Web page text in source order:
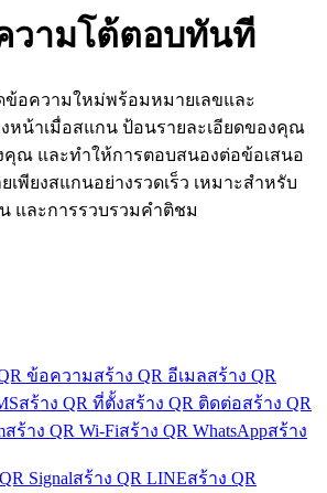
วามโต้ตอบทันที
ข้อความใหม่พร้อมหมายเลขและ
หน้าเมื่อสแกน ป้อนรายละเอียดของคุณ
คุณ และทำให้การตอบสนองต่อข้อเสนอ
พียงสแกนอย่างรวดเร็ว เหมาะสำหรับ
และการรวบรวมคำติชม
ข้อความสร้าง QR อีเมลสร้าง QR
สร้าง QR ที่ตั้งสร้าง QR ติดต่อสร้าง QR
สร้าง QR Wi-Fiสร้าง QR WhatsAppสร้าง
Signalสร้าง QR LINEสร้าง QR